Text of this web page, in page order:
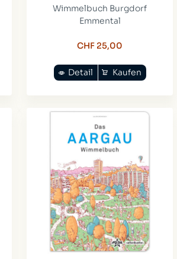
Wimmelbuch Burgdorf
Emmental
CHF 25,00
Kaufen
Detail